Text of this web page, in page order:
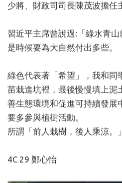
少將、財政司司長陳茂波擔任
習近平主席曾說過: 「綠水青
是時候要為大自然付出多些。
綠色代表著「希望」，我和同
苗栽進坑裡，最後慢慢填上泥
善生態環境和促進可持續發展
要多參與植樹活動。
所謂「前人栽樹，後人乘涼。
4C 29 鄭心怡